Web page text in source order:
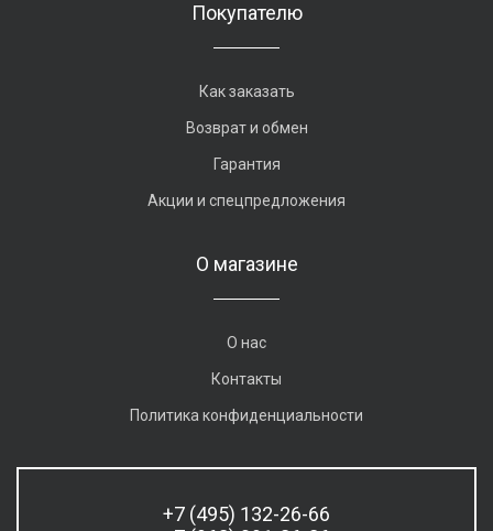
Покупателю
Как заказать
Возврат и обмен
Гарантия
Акции и спецпредложения
О магазине
О нас
Контакты
Политика конфиденциальности
+7 (495) 132-26-66